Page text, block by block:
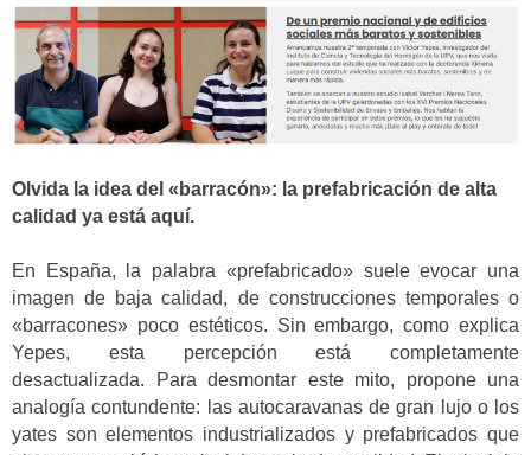
Olvida la idea del «barracón»: la prefabricación de alta
calidad ya está aquí.
En España, la palabra «prefabricado» suele evocar una
imagen de baja calidad, de construcciones temporales o
«barracones» poco estéticos. Sin embargo, como explica
Yepes, esta percepción está completamente
desactualizada. Para desmontar este mito, propone una
analogía contundente: las autocaravanas de gran lujo o los
yates son elementos industrializados y prefabricados que